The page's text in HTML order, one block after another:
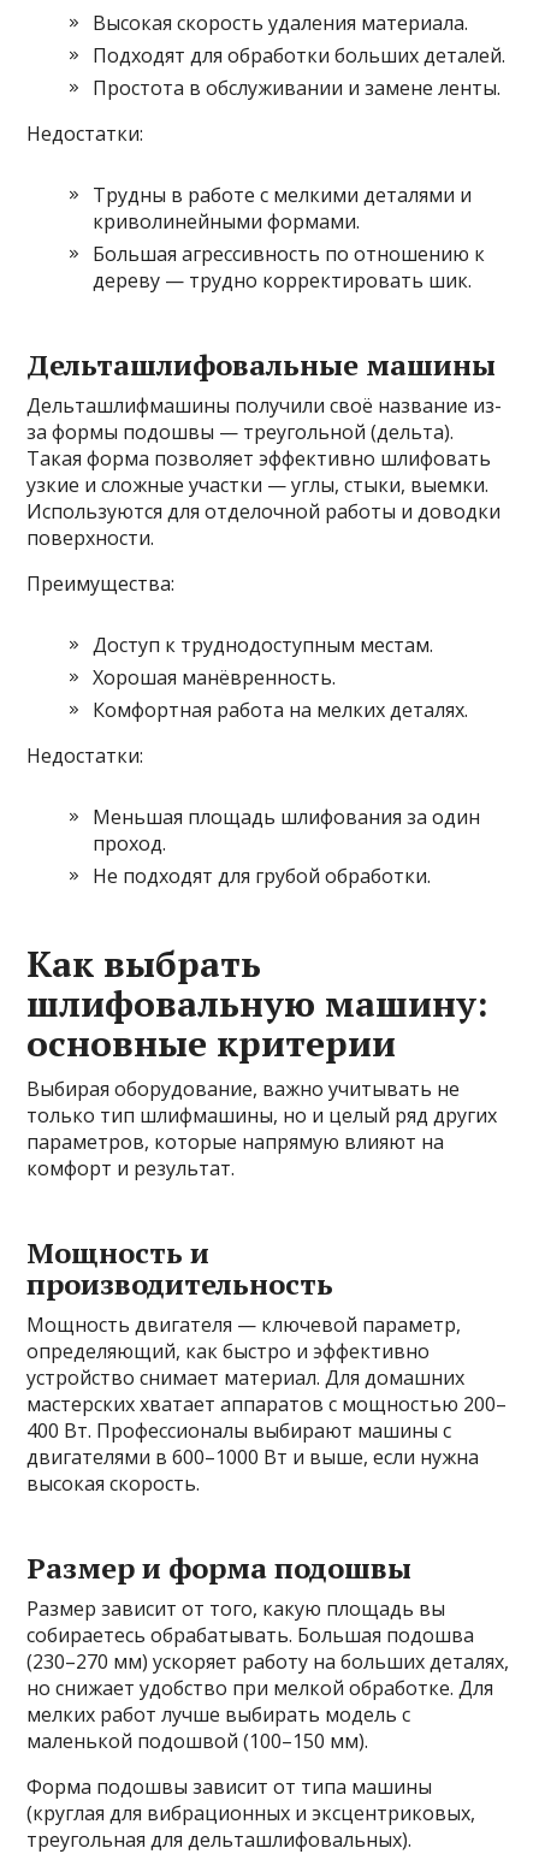
Высокая скорость удаления материала.
Подходят для обработки больших деталей.
Простота в обслуживании и замене ленты.
Недостатки:
Трудны в работе с мелкими деталями и
криволинейными формами.
Большая агрессивность по отношению к
дереву — трудно корректировать шик.
Дельташлифовальные машины
Дельташлифмашины получили своё название из-
за формы подошвы — треугольной (дельта).
Такая форма позволяет эффективно шлифовать
узкие и сложные участки — углы, стыки, выемки.
Используются для отделочной работы и доводки
поверхности.
Преимущества:
Доступ к труднодоступным местам.
Хорошая манёвренность.
Комфортная работа на мелких деталях.
Недостатки:
Меньшая площадь шлифования за один
проход.
Не подходят для грубой обработки.
Как выбрать
шлифовальную машину:
основные критерии
Выбирая оборудование, важно учитывать не
только тип шлифмашины, но и целый ряд других
параметров, которые напрямую влияют на
комфорт и результат.
Мощность и
производительность
Мощность двигателя — ключевой параметр,
определяющий, как быстро и эффективно
устройство снимает материал. Для домашних
мастерских хватает аппаратов с мощностью 200–
400 Вт. Профессионалы выбирают машины с
двигателями в 600–1000 Вт и выше, если нужна
высокая скорость.
Размер и форма подошвы
Размер зависит от того, какую площадь вы
собираетесь обрабатывать. Большая подошва
(230–270 мм) ускоряет работу на больших деталях,
но снижает удобство при мелкой обработке. Для
мелких работ лучше выбирать модель с
маленькой подошвой (100–150 мм).
Форма подошвы зависит от типа машины
(круглая для вибрационных и эксцентриковых,
треугольная для дельташлифовальных).